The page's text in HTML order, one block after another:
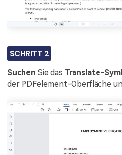
SCHRITT 2
Suchen Sie das Translate-
der PDFelement-Oberfläche